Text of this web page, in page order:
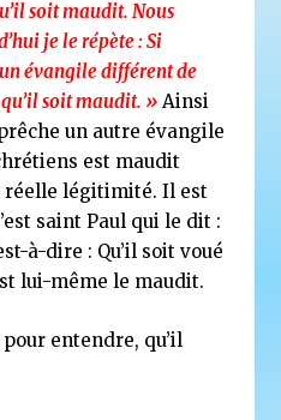
soit maudit. Nous
je le répète : Si
évangile différent de
soit maudit. » Ainsi
un autre évangile
est maudit
réelle légitimité. Il est
saint Paul qui le dit :
à-dire : Qu’il soit voué
lui-même le maudit.
entendre, qu’il